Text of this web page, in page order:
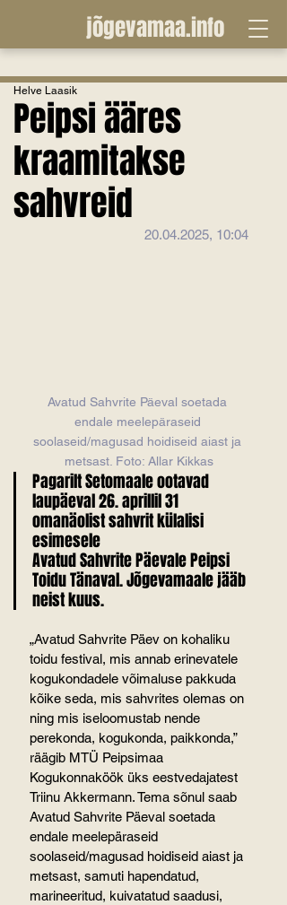
jõgevamaa.info
Peipsi ääres
kraamitakse
sahvreid
Helve Laasik
20.04.2025, 10:04
Avatud Sahvrite Päeval soetada
endale meelepäraseid
soolaseid/magusad hoidiseid aiast ja
metsast. Foto: Allar Kikkas
Pagarilt Setomaale ootavad
laupäeval 26. aprillil 31
omanäolist sahvrit külalisi
esimesele
Avatud Sahvrite Päevale Peipsi
Toidu Tänaval. Jõgevamaale jääb
neist kuus.
„Avatud Sahvrite Päev on kohaliku
toidu festival, mis annab erinevatele
kogukondadele võimaluse pakkuda
kõike seda, mis sahvrites olemas on
ning mis iseloomustab nende
perekonda, kogukonda, paikkonda,”
räägib MTÜ Peipsimaa
Kogukonnaköök üks eestvedajatest
Triinu Akkermann. Tema sõnul saab
Avatud Sahvrite Päeval soetada
endale meelepäraseid
soolaseid/magusad hoidiseid aiast ja
metsast, samuti hapendatud,
marineeritud, kuivatatud saadusi,